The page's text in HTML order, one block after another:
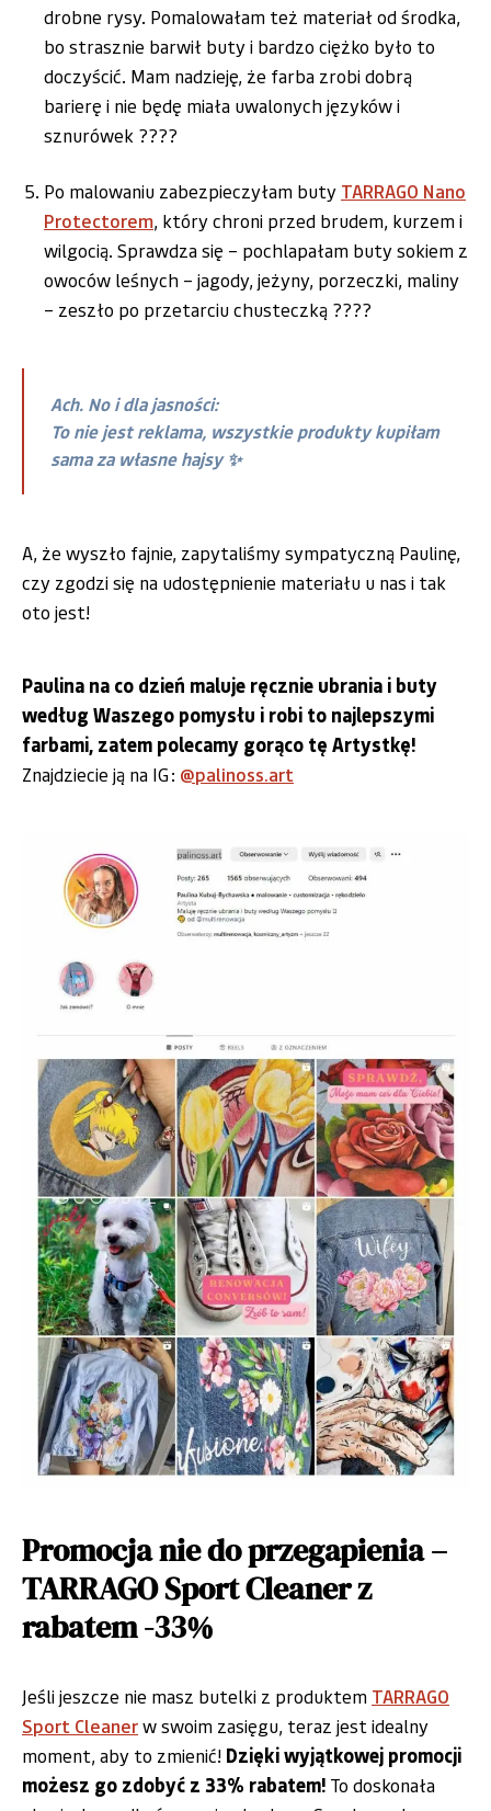
drobne rysy. Pomalowałam też materiał od środka,
bo strasznie barwił buty i bardzo ciężko było to
doczyścić. Mam nadzieję, że farba zrobi dobrą
barierę i nie będę miała uwalonych języków i
sznurówek ????
Po malowaniu zabezpieczyłam buty TARRAGO Nano
Protectorem, który chroni przed brudem, kurzem i
wilgocią. Sprawdza się – pochlapałam buty sokiem z
owoców leśnych – jagody, jeżyny, porzeczki, maliny
– zeszło po przetarciu chusteczką ????
Ach. No i dla jasności:
To nie jest reklama, wszystkie produkty kupiłam
sama za własne hajsy ✨️
A, że wyszło fajnie, zapytaliśmy sympatyczną Paulinę,
czy zgodzi się na udostępnienie materiału u nas i tak
oto jest!
Paulina na co dzień maluje ręcznie ubrania i buty
według Waszego pomysłu i robi to najlepszymi
farbami, zatem polecamy gorąco tę Artystkę!
Znajdziecie ją na IG: @palinoss.art
Promocja nie do przegapienia –
TARRAGO Sport Cleaner z
rabatem -33%
Jeśli jeszcze nie masz butelki z produktem TARRAGO
Sport Cleanerw swoim zasięgu, teraz jest idealny
moment, aby to zmienić! Dzięki wyjątkowej promocji
możesz go zdobyć z 33% rabatem! To doskonała